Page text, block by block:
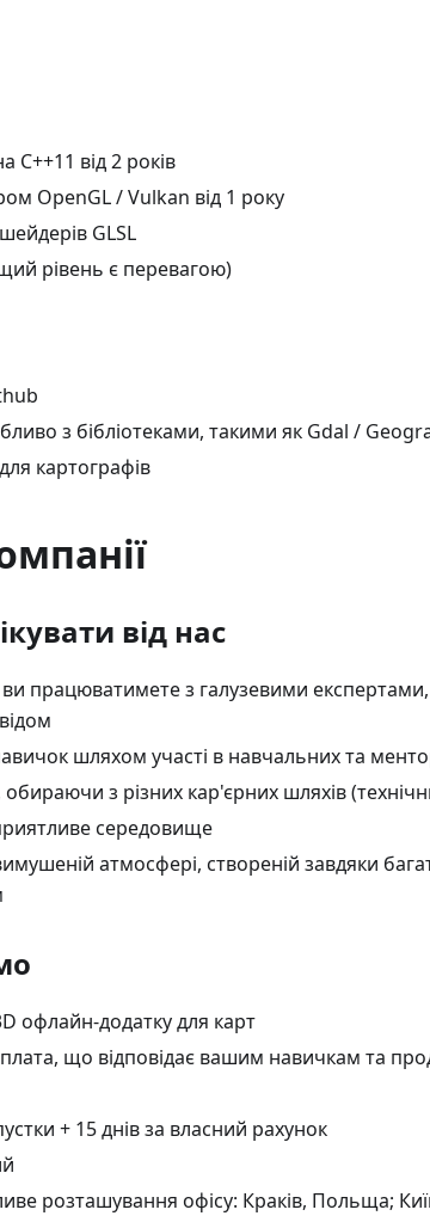
C++11 від 2 років
OpenGL / Vulkan від 1 року
GLSL
рівень є перевагою)
з бібліотеками, такими як Gdal /
картографів
від нас
працюватимете з галузевими експертами,
шляхом участі в навчальних та
з різних кар'єрних шляхів
середовище
атмосфері, створеній завдяки
офлайн-додатку для карт
що відповідає вашим навичкам та
+ 15 днів за власний рахунок
розташування офісу: Краків, Польща;